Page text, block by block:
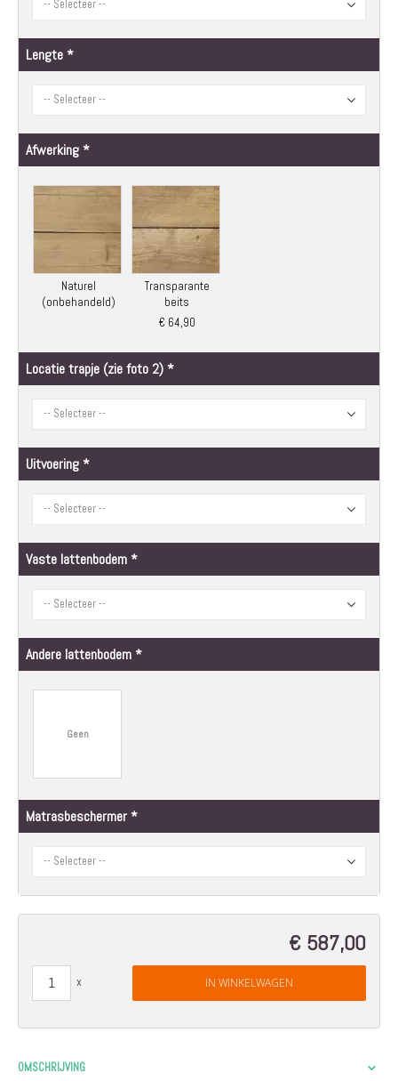
Lengte
Afwerking
Naturel
(onbehandeld)
Transparante
beits
€ 64,90
Locatie trapje (zie foto 2)
Uitvoering
Vaste lattenbodem
Andere lattenbodem
Geen
Matrasbeschermer
€ 587,00
IN WINKELWAGEN
OMSCHRIJVING